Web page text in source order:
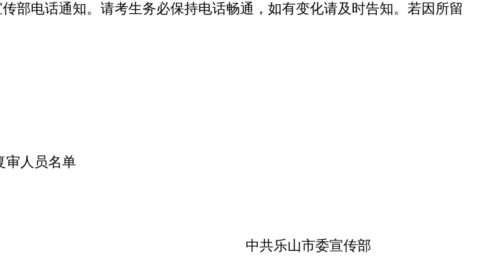
部电话通知。请考生务必保持电话畅通，如有变化请及时告知。若因所留
审人员名单
中共乐山市委宣传部